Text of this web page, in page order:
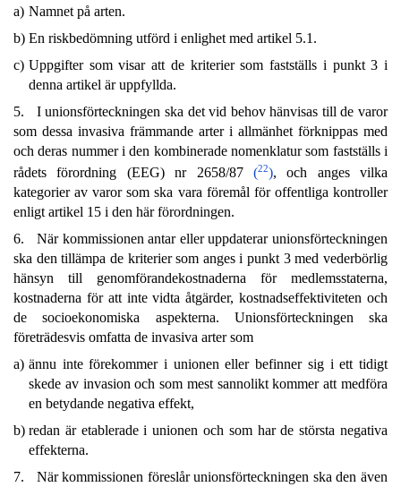
a) Namnet på arten.
b) En riskbedömning utförd i enlighet med artikel 5.1.
c) Uppgifter som visar att de kriterier som fastställs i punkt 3 i
denna artikel är uppfyllda.
5. I unionsförteckningen ska det vid behov hänvisas till de varor
som dessa invasiva främmande arter i allmänhet förknippas med
och deras nummer i den kombinerade nomenklatur som fastställs i
rådets förordning (EEG) nr 2658/87 (22), och anges vilka
kategorier av varor som ska vara föremål för offentliga kontroller
enligt artikel 15 i den här förordningen.
6. När kommissionen antar eller uppdaterar unionsförteckningen
ska den tillämpa de kriterier som anges i punkt 3 med vederbörlig
hänsyn till genomförandekostnaderna för medlemsstaterna,
kostnaderna för att inte vidta åtgärder, kostnadseffektiviteten och
de socioekonomiska aspekterna. Unionsförteckningen ska
företrädesvis omfatta de invasiva arter som
a) ännu inte förekommer i unionen eller befinner sig i ett tidigt
skede av invasion och som mest sannolikt kommer att medföra
en betydande negativa effekt,
b) redan är etablerade i unionen och som har de största negativa
effekterna.
7. När kommissionen föreslår unionsförteckningen ska den även